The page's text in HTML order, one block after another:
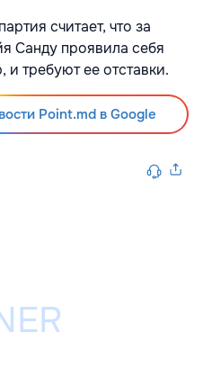
считает, что за
Санду проявила себя
и требуют ее отставки.
Point.md в Google